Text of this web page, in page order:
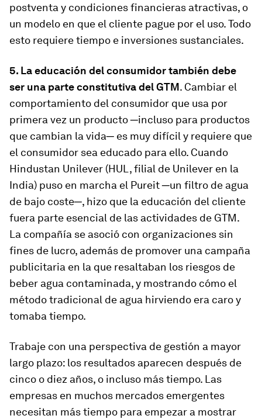
postventa y condiciones financieras atractivas, o
un modelo en que el cliente pague por el uso. Todo
esto requiere tiempo e inversiones sustanciales.
5. La educación del consumidor también debe
ser una parte constitutiva del GTM. Cambiar el
comportamiento del consumidor que usa por
primera vez un producto ─incluso para productos
que cambian la vida─ es muy difícil y requiere que
el consumidor sea educado para ello. Cuando
Hindustan Unilever (HUL, filial de Unilever en la
India) puso en marcha el Pureit ─un filtro de agua
de bajo coste─, hizo que la educación del cliente
fuera parte esencial de las actividades de GTM.
La compañía se asoció con organizaciones sin
fines de lucro, además de promover una campaña
publicitaria en la que resaltaban los riesgos de
beber agua contaminada, y mostrando cómo el
método tradicional de agua hirviendo era caro y
tomaba tiempo.
Trabaje con una perspectiva de gestión a mayor
largo plazo: los resultados aparecen después de
cinco o diez años, o incluso más tiempo. Las
empresas en muchos mercados emergentes
necesitan más tiempo para empezar a mostrar